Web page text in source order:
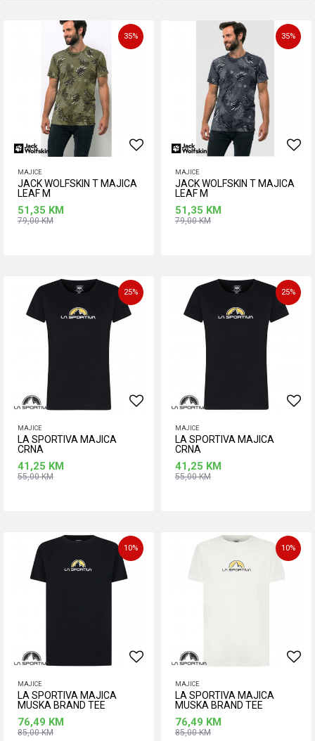
35%
MAJICE
JACK WOLFSKIN T MAJICA
LEAF M
51,35 KM
79,00KM
35%
MAJICE
JACK WOLFSKIN T MAJICA
LEAF M
51,35 KM
79,00KM
25%
MAJICE
LA SPORTIVA MAJICA
CRNA
41,25 KM
55,00KM
25%
MAJICE
LA SPORTIVA MAJICA
CRNA
41,25 KM
55,00KM
10%
MAJICE
LA SPORTIVA MAJICA
MUSKA BRAND TEE
76,49 KM
85,00KM
10%
MAJICE
LA SPORTIVA MAJICA
MUSKA BRAND TEE
76,49 KM
85,00KM